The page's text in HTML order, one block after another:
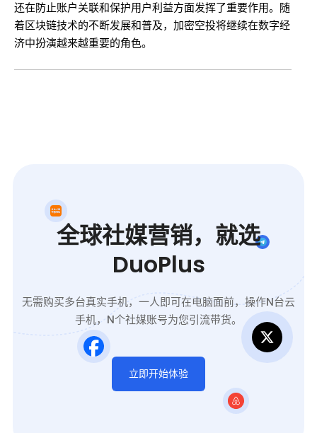
还在防止账户关联和保护用户利益方面发挥了重要作用。随
着区块链技术的不断发展和普及，加密空投将继续在数字经
济中扮演越来越重要的角色。
全球社媒营销，就选
DuoPlus
无需购买多台真实手机，一人即可在电脑面前，操作N台云
手机，N个社媒账号为您引流带货。
立即开始体验